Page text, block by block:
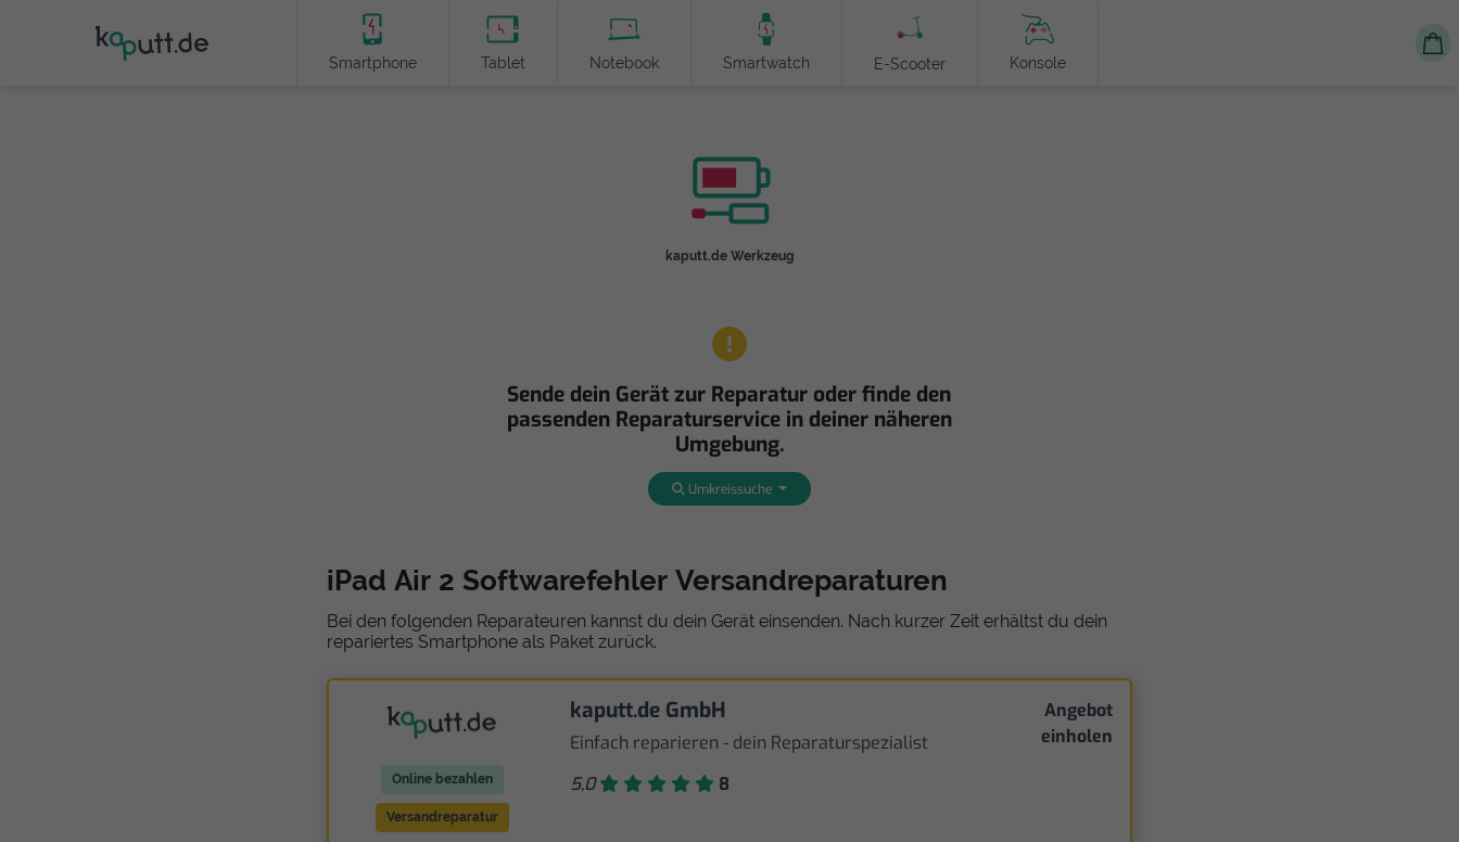
Smartphone Tablet Notebook Smartwatch E-Scooter Konsole
kaputt.de Werkzeug
Sende dein Gerät zur Reparatur oder finde den
passenden Reparaturservice in deiner näheren
Umgebung.
Umkreissuche
iPad Air 2 Softwarefehler Versandreparaturen
Bei den folgenden Reparateuren kannst du dein Gerät einsenden. Nach kurzer Zeit erhältst du dein
repariertes Smartphone als Paket zurück.
Online bezahlen
Versandreparatur
kaputt.de GmbH
Einfach reparieren - dein Reparaturspezialist
5,0
8
Angebot
einholen